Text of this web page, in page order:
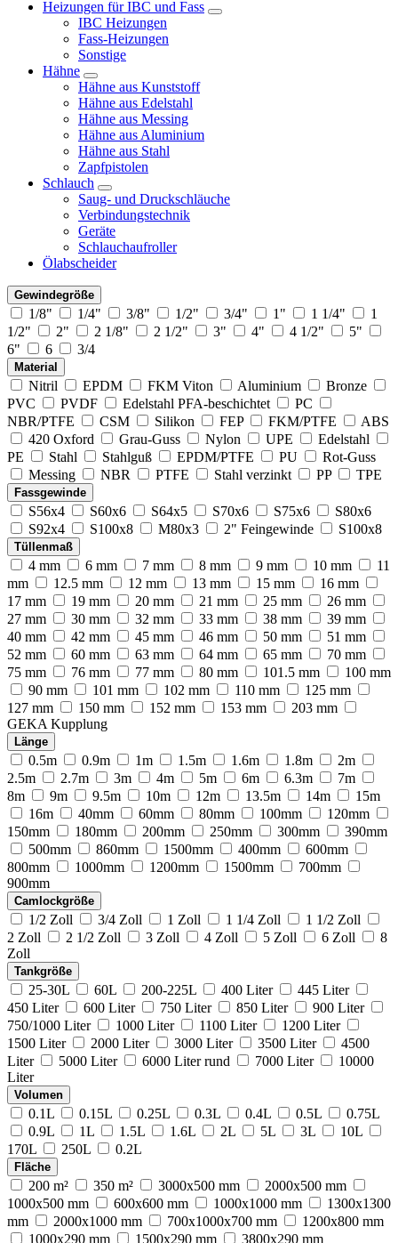
Heizungen für IBC und Fass
IBC Heizungen
Fass-Heizungen
Sonstige
Hähne
Hähne aus Kunststoff
Hähne aus Edelstahl
Hähne aus Messing
Hähne aus Aluminium
Hähne aus Stahl
Zapfpistolen
Schlauch
Saug- und Druckschläuche
Verbindungstechnik
Geräte
Schlauchaufroller
Ölabscheider
Gewindegröße
1/8" 1/4" 3/8" 1/2" 3/4" 1" 1 1/4"
1
1/2"
2" 2 1/8" 2 1/2" 3" 4" 4 1/2"
5"
6"
6 3/4
Material
Nitril EPDM FKM Viton Aluminium
Bronze
PVC
PVDF Edelstahl PFA-beschichtet
PC
NBR/PTFE
CSM Silikon FEP FKM/PTFE
ABS
420 Oxford
Grau-Guss Nylon UPE
Edelstahl
PE
Stahl Stahlguß EPDM/PTFE PU
Rot-Guss
Messing
NBR PTFE Stahl verzinkt PP TPE
Fassgewinde
S56x4 S60x6 S64x5 S70x6 S75x6
S80x6
S92x4
S100x8 M80x3 2" Feingewinde S100x8
Tüllenmaß
4 mm 6 mm 7 mm 8 mm 9 mm 10 mm
11
mm
12.5 mm 12 mm 13 mm 15 mm
16 mm
17 mm
19 mm 20 mm 21 mm 25 mm
26 mm
27 mm
30 mm 32 mm 33 mm 38 mm
39 mm
40 mm
42 mm 45 mm 46 mm 50 mm
51 mm
52 mm
60 mm 63 mm 64 mm 65 mm
70 mm
75 mm
76 mm 77 mm 80 mm 101.5 mm
100 mm
90 mm
101 mm 102 mm 110 mm
125 mm
127 mm
150 mm 152 mm 153 mm
203 mm
GEKA Kupplung
Länge
0.5m 0.9m 1m 1.5m 1.6m 1.8m
2m
2.5m
2.7m 3m 4m 5m 6m 6.3m
7m
8m
9m 9.5m 10m 12m 13.5m 14m
15m
16m
40mm 60mm 80mm 100mm
120mm
150mm
180mm 200mm 250mm 300mm
390mm
500mm
860mm 1500mm 400mm
600mm
800mm
1000mm 1200mm 1500mm
700mm
900mm
Camlockgröße
1/2 Zoll 3/4 Zoll 1 Zoll 1 1/4 Zoll
1 1/2 Zoll
2 Zoll
2 1/2 Zoll 3 Zoll 4 Zoll 5 Zoll 6 Zoll
8
Zoll
Tankgröße
25-30L 60L 200-225L 400 Liter
445 Liter
450 Liter
600 Liter 750 Liter 850 Liter
900 Liter
750/1000 Liter
1000 Liter 1100 Liter
1200 Liter
1500 Liter
2000 Liter 3000 Liter 3500 Liter
4500
Liter
5000 Liter 6000 Liter rund 7000 Liter
10000
Liter
Volumen
0.1L 0.15L 0.25L 0.3L 0.4L 0.5L
0.75L
0.9L
1L 1.5L 1.6L 2L 5L 3L
10L
170L
250L 0.2L
Fläche
200 m² 350 m² 3000x500 mm
2000x500 mm
1000x500 mm
600x600 mm 1000x1000 mm
1300x1300
mm
2000x1000 mm 700x1000x700 mm
1200x800 mm
1000x290 mm
1500x290 mm 3800x290 mm